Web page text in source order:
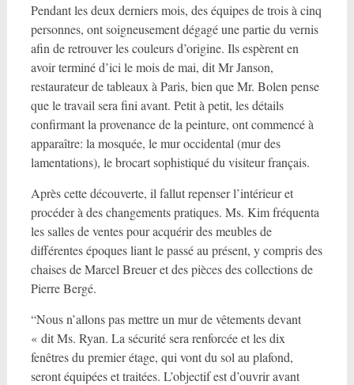
Pendant les deux derniers mois, des équipes de trois à cinq
personnes, ont soigneusement dégagé une partie du vernis
afin de retrouver les couleurs d’origine. Ils espèrent en
avoir terminé d’ici le mois de mai, dit Mr Janson,
restaurateur de tableaux à Paris, bien que Mr. Bolen pense
que le travail sera fini avant. Petit à petit, les détails
confirmant la provenance de la peinture, ont commencé à
apparaître: la mosquée, le mur occidental (mur des
lamentations), le brocart sophistiqué du visiteur français.
Après cette découverte, il fallut repenser l’intérieur et
procéder à des changements pratiques. Ms. Kim fréquenta
les salles de ventes pour acquérir des meubles de
différentes époques liant le passé au présent, y compris des
chaises de Marcel Breuer et des pièces des collections de
Pierre Bergé.
“Nous n’allons pas mettre un mur de vêtements devant
« dit Ms. Ryan. La sécurité sera renforcée et les dix
fenêtres du premier étage, qui vont du sol au plafond,
seront équipées et traitées. L’objectif est d’ouvrir avant